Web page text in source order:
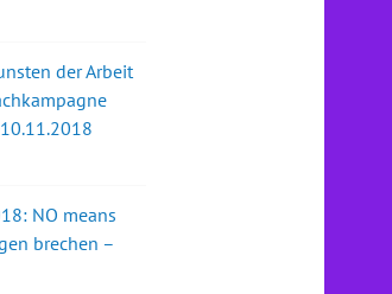
der Arbeit
NO means
brechen –